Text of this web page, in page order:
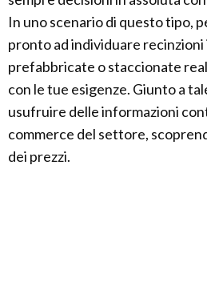
In uno scenario di questo tipo,
pronto ad individuare
prefabbricate o staccionate
con le tue esigenze. Giunto a
usufruire delle informazioni
commerce del settore,
dei prezzi.